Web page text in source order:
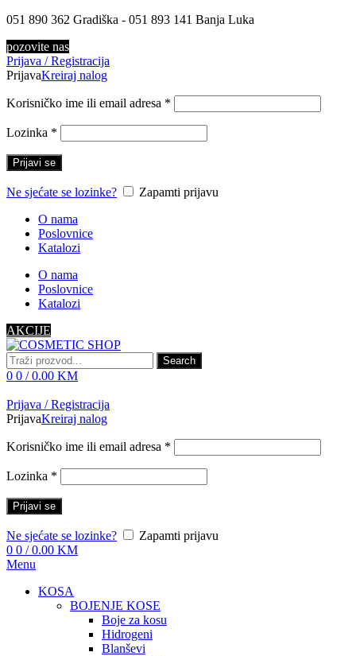
051 890 362 Gradiška - 051 893 141 Banja Luka
pozovite nas
Prijava / Registracija
PrijavaKreiraj nalog
Korisničko ime ili email adresa *
Lozinka *
Prijavi se
Ne sjećate se lozinke?
Zapamti prijavu
O nama
Poslovnice
Katalozi
O nama
Poslovnice
Katalozi
AKCIJE
Search
0 0 / 0.00 KM
Prijava / Registracija
PrijavaKreiraj nalog
Korisničko ime ili email adresa *
Lozinka *
Prijavi se
Ne sjećate se lozinke?
Zapamti prijavu
0 0 / 0.00 KM
Menu
KOSA
BOJENJE KOSE
Boje za kosu
Hidrogeni
Blanševi